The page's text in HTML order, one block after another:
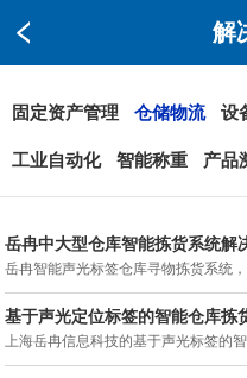
解
固定资产管理 仓储物流 设
工业自动化 智能称重 产品
岳冉中大型仓库智能拣货系统解
岳冉智能声光标签仓库寻物拣货系统
基于声光定位标签的智能仓库拣
上海岳冉信息科技的基于声光标签的